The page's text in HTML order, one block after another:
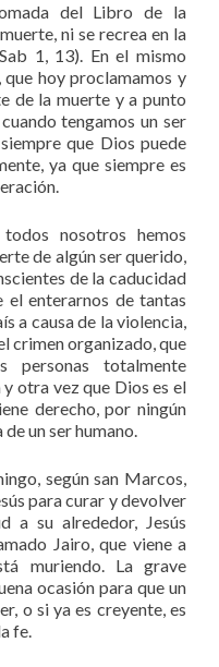
del Libro de la
ni se recrea en la
1, 13). En el mismo
que hoy proclamamos y
de la muerte y a punto
tengamos un ser
que Dios puede
ya que siempre es
nosotros hemos
de algún ser querido,
de la caducidad
el enterarnos de tantas
a causa de la violencia,
crimen organizado, que
totalmente
otra vez que Dios es el
derecho, por ningún
un ser humano.
según san Marcos,
para curar y devolver
a su alrededor, Jesús
Jairo, que viene a
muriendo. La grave
ocasión para que un
o si ya es creyente, es
fe.